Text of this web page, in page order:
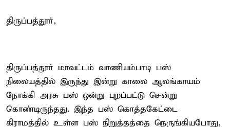
திருப்பத்தூர்,
திருப்பத்தூர் மாவட்டம் வாணியம்பாடி பஸ்
நிலையத்தில் இருந்து இன்று காலை ஆலங்காயம்
நோக்கி அரசு பஸ் ஒன்று புறப்பட்டு சென்று
கொண்டிருந்தது. இந்த பஸ் கொத்தகேட்டை
கிராமத்தில் உள்ள பஸ் நிறுத்தத்தை நெருங்கியபோது,